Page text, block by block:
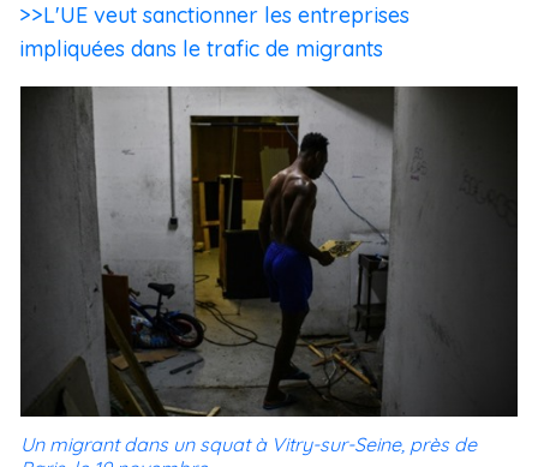
>>L'UE veut sanctionner les entreprises
impliquées dans le trafic de migrants
Un migrant dans un squat à Vitry-sur-Seine, près de